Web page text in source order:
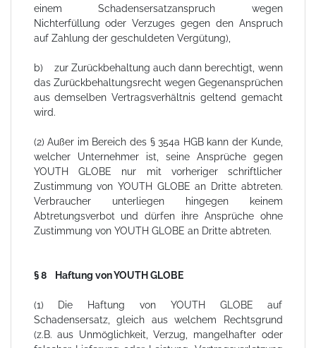
einem Schadensersatzanspruch wegen
Nichterfüllung oder Verzuges gegen den Anspruch
auf Zahlung der geschuldeten Vergütung),
b) zur Zurückbehaltung auch dann berechtigt, wenn
das Zurückbehaltungsrecht wegen Gegenansprüchen
aus demselben Vertragsverhältnis geltend gemacht
wird.
(2) Außer im Bereich des § 354a HGB kann der Kunde,
welcher Unternehmer ist, seine Ansprüche gegen
YOUTH GLOBE nur mit vorheriger schriftlicher
Zustimmung von YOUTH GLOBE an Dritte abtreten.
Verbraucher unterliegen hingegen keinem
Abtretungsverbot und dürfen ihre Ansprüche ohne
Zustimmung von YOUTH GLOBE an Dritte abtreten.
§ 8 Haftung von YOUTH GLOBE
(1) Die Haftung von YOUTH GLOBE auf
Schadensersatz, gleich aus welchem Rechtsgrund
(z.B. aus Unmöglichkeit, Verzug, mangelhafter oder